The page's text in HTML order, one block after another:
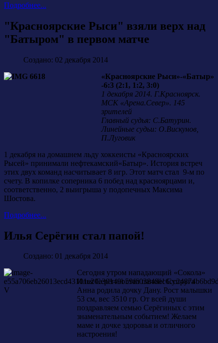
Подробнее...
"Красноярские Рыси" взяли верх над
"Батыром" в первом матче
Создано: 02 декабря 2014
«Красноярские Рыси»-«Батыр»
-6:3 (2:1, 1:2, 3:0)
1 декабря 2014. Г.Красноярск.
МСК «Арена.Север». 145
зрителей
Главный судья: С.Батурин.
Линейные судьи: О.Вискунов,
П.Луговик
1 декабря на домашнем льду хоккеисты «Красноярских
Рысей» принимали нефтекамский«Батыр». История встреч
этих двух команд насчитывает 8 игр. Этот матч стал 9-м по
счету. В копилке соперника 6 побед над красноярцами и,
соответственно, 2 выигрыша у подопечных Максима
Шостова.
Подробнее...
Илья Серёгин стал папой!
Создано: 01 декабря 2014
Cегодня утром нападающий «Сокола»
Илья Серёгин стал папой! Супруга
Анна родила дочку Дану. Рост малышки
53 см, вес 3510 гр. От всей души
поздравляем семью Серёгиных с этим
знаменательным событием! Желаем
маме и дочке здоровья и отличного
настроения!